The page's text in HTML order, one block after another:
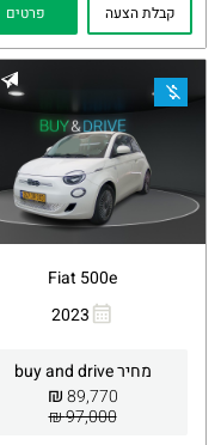
קבלת הצעה פרטים
Fiat 500e
2023
מחיר buy and drive
89,770
₪
97,000 ₪
Whatsapp